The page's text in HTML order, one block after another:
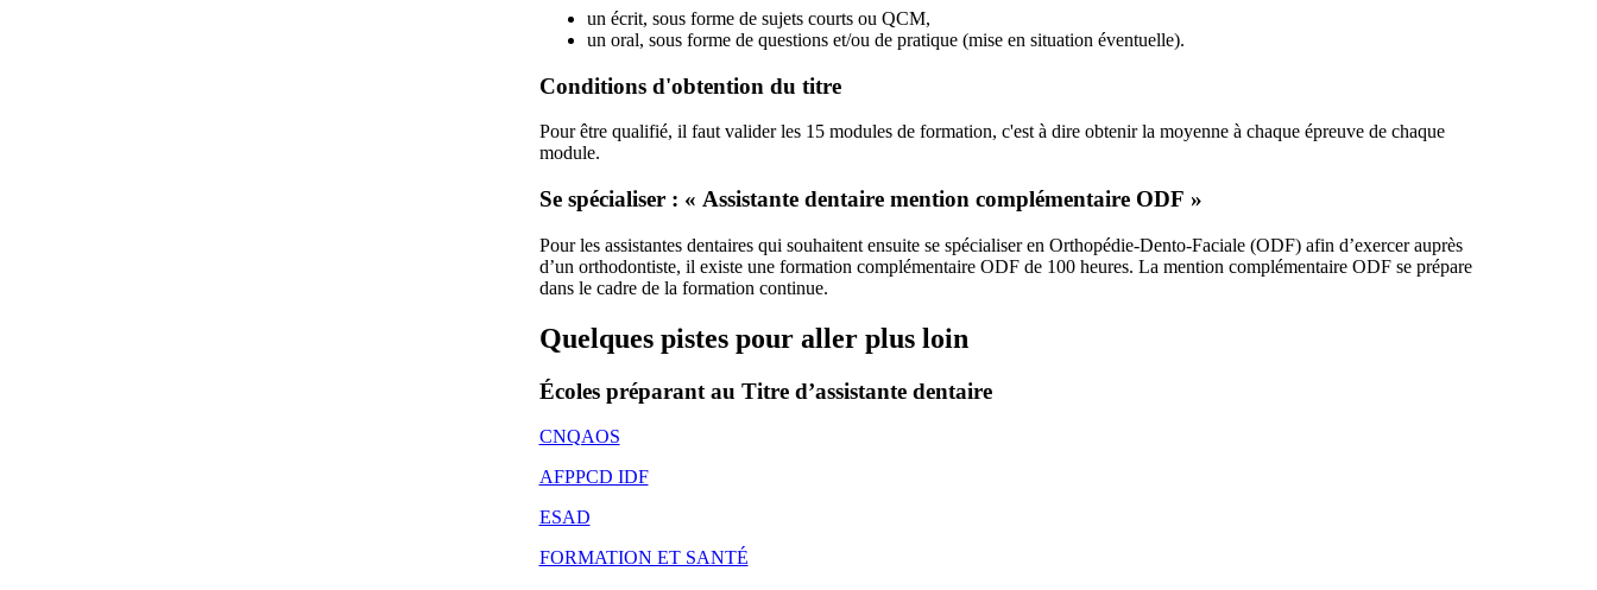
un écrit, sous forme de sujets courts ou QCM,
un oral, sous forme de questions et/ou de pratique (mise en situation éventuelle).
Conditions d'obtention du titre
Pour être qualifié, il faut valider les 15 modules de formation, c'est à dire obtenir la moyenne à chaque épreuve de chaque
module.
Se spécialiser : « Assistante dentaire mention complémentaire ODF »
Pour les assistantes dentaires qui souhaitent ensuite se spécialiser en Orthopédie-Dento-Faciale (ODF) afin d’exercer auprès
d’un orthodontiste, il existe une formation complémentaire ODF de 100 heures. La mention complémentaire ODF se prépare
dans le cadre de la formation continue.
Quelques pistes pour aller plus loin
Écoles préparant au Titre d’assistante dentaire
CNQAOS
AFPPCD IDF
ESAD
FORMATION ET SANTÉ